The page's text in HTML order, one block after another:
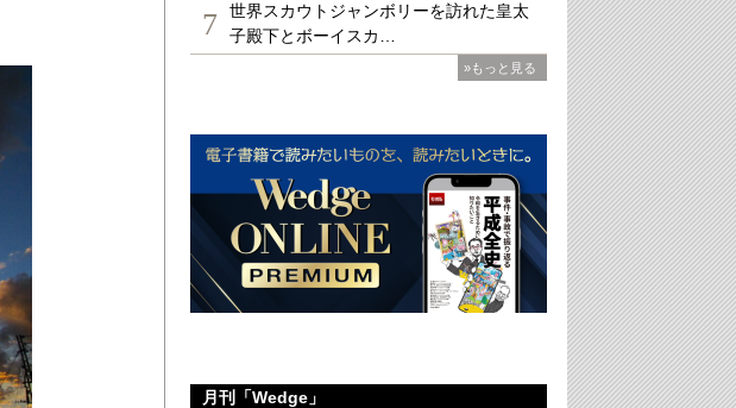
7
世界スカウトジャンボリーを訪れた皇太
子殿下とボーイスカ…
»もっと見る
月刊「Wedge」